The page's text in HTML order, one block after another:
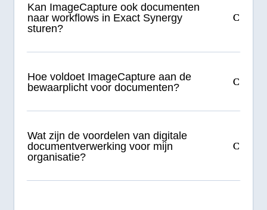
Kan ImageCapture ook documenten
naar workflows in Exact Synergy
sturen?
Hoe voldoet ImageCapture aan de
bewaarplicht voor documenten?
Wat zijn de voordelen van digitale
documentverwerking voor mijn
organisatie?